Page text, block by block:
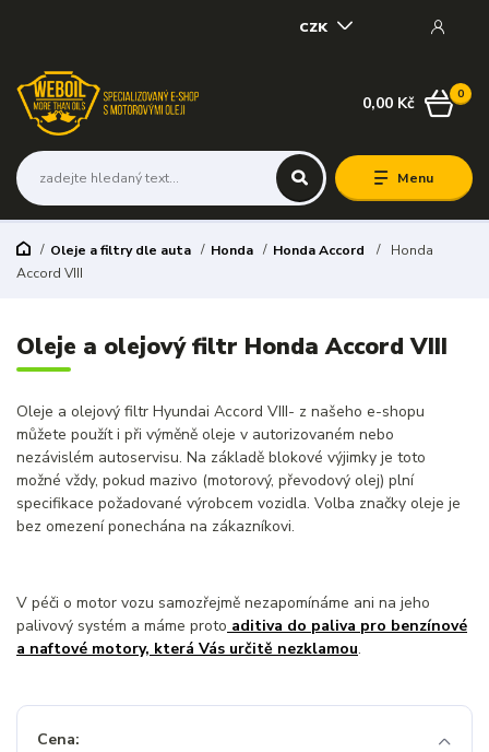
Menu
CZK
0
0,00 Kč
Oleje a filtry dle auta Honda Honda Accord
Honda
Accord VIII
Oleje a olejový filtr Honda Accord VIII
Oleje a olejový filtr Hyundai Accord VIII- z našeho e-shopu
můžete použít i při výměně oleje v autorizovaném nebo
nezávislém autoservisu. Na základě blokové výjimky je toto
možné vždy, pokud mazivo (motorový, převodový olej) plní
specifikace požadované výrobcem vozidla. Volba značky oleje je
bez omezení ponechána na zákazníkovi.
V péči o motor vozu samozřejmě nezapomínáme ani na jeho
palivový systém a máme proto aditiva do paliva pro benzínové
a naftové motory, která Vás určitě nezklamou.
Cena: